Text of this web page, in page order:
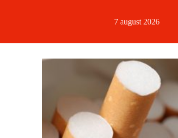
7 august 2026